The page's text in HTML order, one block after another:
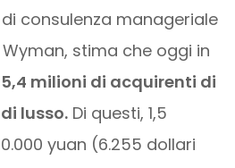
consulenza manageriale
stima che oggi in
5,4 milioni di acquirenti di
lusso.Di questi, 1,5
yuan (6.255 dollari